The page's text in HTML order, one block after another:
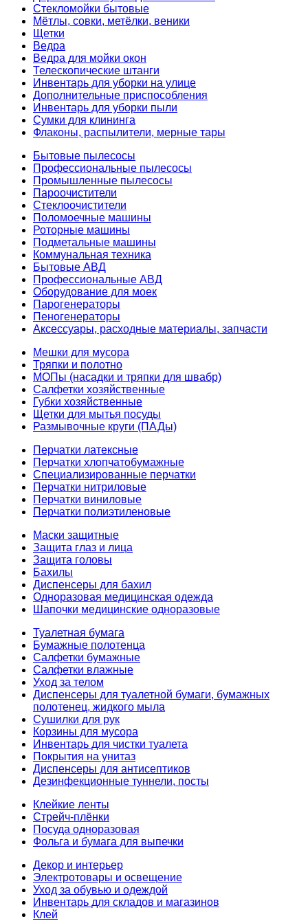
Стекломойки бытовые
Мётлы, совки, метёлки, веники
Щетки
Ведра
Ведра для мойки окон
Телескопические штанги
Инвентарь для уборки на улице
Дополнительные приспособления
Инвентарь для уборки пыли
Сумки для клининга
Флаконы, распылители, мерные тары
Бытовые пылесосы
Профессиональные пылесосы
Промышленные пылесосы
Пароочистители
Стеклоочистители
Поломоечные машины
Роторные машины
Подметальные машины
Коммунальная техника
Бытовые АВД
Профессиональные АВД
Оборудование для моек
Парогенераторы
Пеногенераторы
Аксессуары, расходные материалы, запчасти
Мешки для мусора
Тряпки и полотно
МОПы (насадки и тряпки для швабр)
Салфетки хозяйственные
Губки хозяйственные
Щетки для мытья посуды
Размывочные круги (ПАДы)
Перчатки латексные
Перчатки хлопчатобумажные
Специализированные перчатки
Перчатки нитриловые
Перчатки виниловые
Перчатки полиэтиленовые
Маски защитные
Защита глаз и лица
Защита головы
Бахилы
Диспенсеры для бахил
Одноразовая медицинская одежда
Шапочки медицинские одноразовые
Туалетная бумага
Бумажные полотенца
Салфетки бумажные
Салфетки влажные
Уход за телом
Диспенсеры для туалетной бумаги, бумажных
полотенец, жидкого мыла
Сушилки для рук
Корзины для мусора
Инвентарь для чистки туалета
Покрытия на унитаз
Диспенсеры для антисептиков
Дезинфекционные туннели, посты
Клейкие ленты
Стрейч-плёнки
Посуда одноразовая
Фольга и бумага для выпечки
Декор и интерьер
Электротовары и освещение
Уход за обувью и одеждой
Инвентарь для складов и магазинов
Клей